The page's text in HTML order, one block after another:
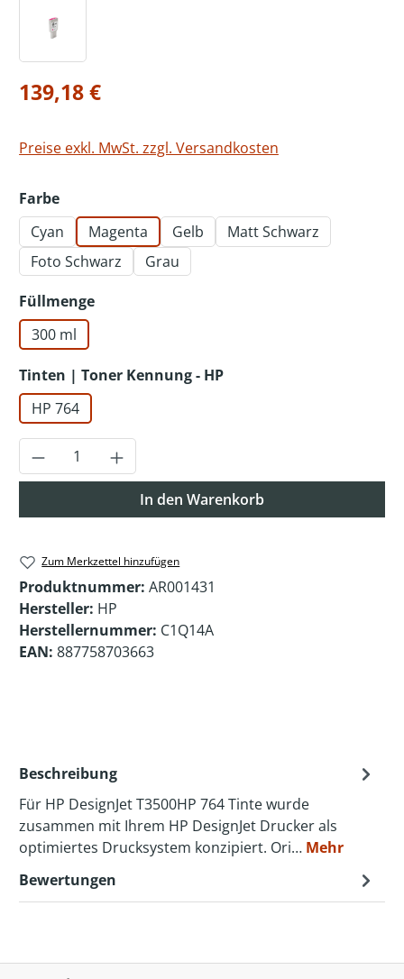
Regulärer Preis:
139,18 €
Preise exkl. MwSt. zzgl. Versandkosten
Farbeauswählen
Cyan
Magenta Gelb
Matt Schwarz
Foto Schwarz
Grau
Füllmengeauswählen
300 ml
Tinten | Toner Kennung - HPauswählen
HP 764
Produkt Anzahl: Gib den gewünschten
In den Warenkorb
Zum Merkzettel hinzufügen
Produktnummer: AR001431
Hersteller: HP
Herstellernummer: C1Q14A
EAN: 887758703663
Beschreibung
Für HP DesignJet T3500HP 764 Tinte wurde
zusammen mit Ihrem HP DesignJet Drucker als
optimiertes Drucksystem konzipiert. Ori… Mehr
Bewertungen